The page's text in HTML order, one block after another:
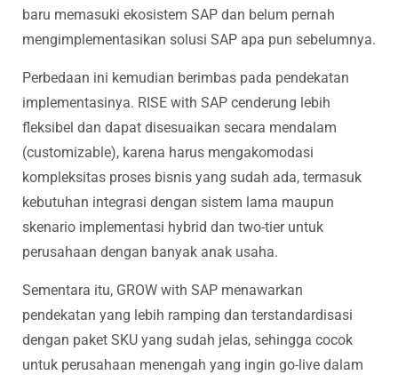
baru memasuki ekosistem SAP dan belum pernah
mengimplementasikan solusi SAP apa pun sebelumnya.
Perbedaan ini kemudian berimbas pada pendekatan
implementasinya. RISE with SAP cenderung lebih
fleksibel dan dapat disesuaikan secara mendalam
(customizable), karena harus mengakomodasi
kompleksitas proses bisnis yang sudah ada, termasuk
kebutuhan integrasi dengan sistem lama maupun
skenario implementasi hybrid dan two-tier untuk
perusahaan dengan banyak anak usaha.
Sementara itu, GROW with SAP menawarkan
pendekatan yang lebih ramping dan terstandardisasi
dengan paket SKU yang sudah jelas, sehingga cocok
untuk perusahaan menengah yang ingin go-live dalam